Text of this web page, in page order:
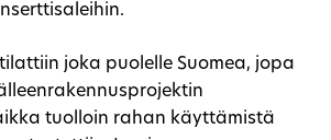
joka puolelle Suomea, jopa
tuolloin rahan käyttämistä